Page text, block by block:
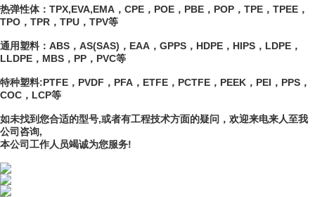
热弹性体：TPX,EVA,EMA，CPE，POE，PBE，POP，TPE，TPEE，
TPO，TPR，TPU，TPV等
通用塑料：ABS，AS(SAS)，EAA，GPPS，HDPE，HIPS，LDPE，
LLDPE，MBS，PP，PVC等
特种塑料:PTFE，PVDF，PFA，ETFE，PCTFE，PEEK，PEI，PPS，
COC，LCP等
如未找到您合适的型号,或者有工程技术方面的疑问，欢迎来电来人至我
公司咨询,
本公司工作人员竭诚为您服务!